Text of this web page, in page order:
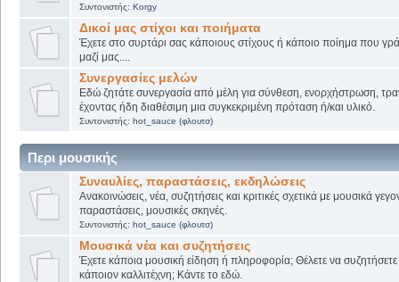
Συντονιστής: Korgy
Δικοί μας στίχοι και ποιήματα
Έχετε στο συρτάρι σας κάποιους στίχους ή κάποιο ποίημα που
μαζί μας....
Συνεργασίες μελών
Εδώ ζητάτε συνεργασία από μέλη για σύνθεση, ενορχήστρωση,
έχοντας ήδη διαθέσιμη μια συγκεκριμένη πρόταση ή/και υλικό.
Συντονιστής: hot_sauce (φλουτσ)
Περι μουσικής
Συναυλίες, παραστάσεις, εκδηλώσεις
Ανακοινώσεις, νέα, συζητήσεις και κριτικές σχετικά με μουσικά
παραστάσεις, μουσικές σκηνές.
Συντονιστής: hot_sauce (φλουτσ)
Μουσικά νέα και συζητήσεις
Έχετε κάποια μουσική είδηση ή πληροφορία; Θέλετε να
κάποιον καλλιτέχνη; Κάντε το εδώ.